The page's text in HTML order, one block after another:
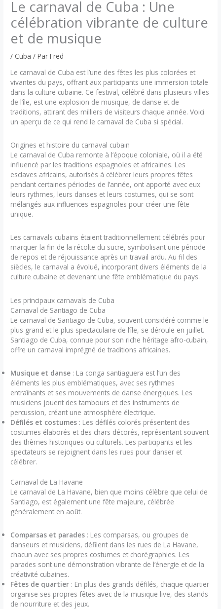
Le carnaval de Cuba : Une
célébration vibrante de culture
et de musique
/ Cuba / ParFred
Le carnaval de Cuba est l’une des fêtes les plus colorées et
vivantes du pays, offrant aux participants une immersion totale
dans la culture cubaine. Ce festival, célébré dans plusieurs villes
de l’île, est une explosion de musique, de danse et de
traditions, attirant des milliers de visiteurs chaque année. Voici
un aperçu de ce qui rend le carnaval de Cuba si spécial.
Origines et histoire du carnaval cubain
Le carnaval de Cuba remonte à l’époque coloniale, où il a été
influencé par les traditions espagnoles et africaines. Les
esclaves africains, autorisés à célébrer leurs propres fêtes
pendant certaines périodes de l’année, ont apporté avec eux
leurs rythmes, leurs danses et leurs costumes, qui se sont
mélangés aux influences espagnoles pour créer une fête
unique.
Les carnavals cubains étaient traditionnellement célébrés pour
marquer la fin de la récolte du sucre, symbolisant une période
de repos et de réjouissance après un travail ardu. Au fil des
siècles, le carnaval a évolué, incorporant divers éléments de la
culture cubaine et devenant une fête emblématique du pays.
Les principaux carnavals de Cuba
Carnaval de Santiago de Cuba
Le carnaval de Santiago de Cuba, souvent considéré comme le
plus grand et le plus spectaculaire de l’île, se déroule en juillet.
Santiago de Cuba, connue pour son riche héritage afro-cubain,
offre un carnaval imprégné de traditions africaines.
Musique et danse : La conga santiaguera est l’un des
éléments les plus emblématiques, avec ses rythmes
entraînants et ses mouvements de danse énergiques. Les
musiciens jouent des tambours et des instruments de
percussion, créant une atmosphère électrique.
Défilés et costumes : Les défilés colorés présentent des
costumes élaborés et des chars décorés, représentant souvent
des thèmes historiques ou culturels. Les participants et les
spectateurs se rejoignent dans les rues pour danser et
célébrer.
Carnaval de La Havane
Le carnaval de La Havane, bien que moins célèbre que celui de
Santiago, est également une fête majeure, célébrée
généralement en août.
Comparsas et parades : Les comparsas, ou groupes de
danseurs et musiciens, défilent dans les rues de La Havane,
chacun avec ses propres costumes et chorégraphies. Les
parades sont une démonstration vibrante de l’énergie et de la
créativité cubaines.
Fêtes de quartier : En plus des grands défilés, chaque quartier
organise ses propres fêtes avec de la musique live, des stands
de nourriture et des jeux.